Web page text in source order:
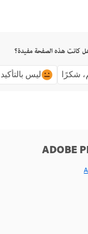
كانت هذه الصفحة مفيدة؟
شكرًا ليس بالتأكيد
ADOBE